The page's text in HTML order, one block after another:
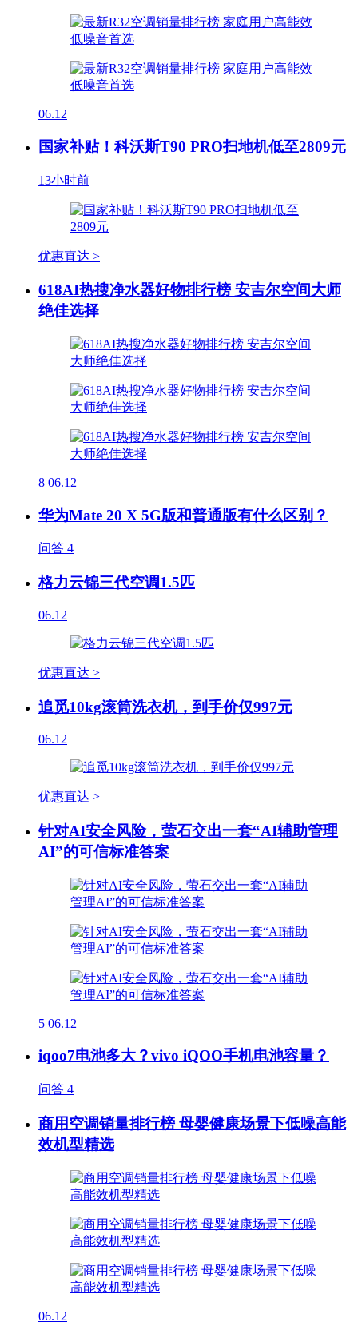
06.12
国家补贴！科沃斯T90 PRO扫地机低至2809元
13小时前
优惠直达 >
618AI热搜净水器好物排行榜 安吉尔空间大师
绝佳选择
8 06.12
华为Mate 20 X 5G版和普通版有什么区别？
问答 4
格力云锦三代空调1.5匹
06.12
优惠直达 >
追觅10kg滚筒洗衣机，到手价仅997元
06.12
优惠直达 >
针对AI安全风险，萤石交出一套“AI辅助管理
AI”的可信标准答案
5 06.12
iqoo7电池多大？vivo iQOO手机电池容量？
问答 4
商用空调销量排行榜 母婴健康场景下低噪高能
效机型精选
06.12